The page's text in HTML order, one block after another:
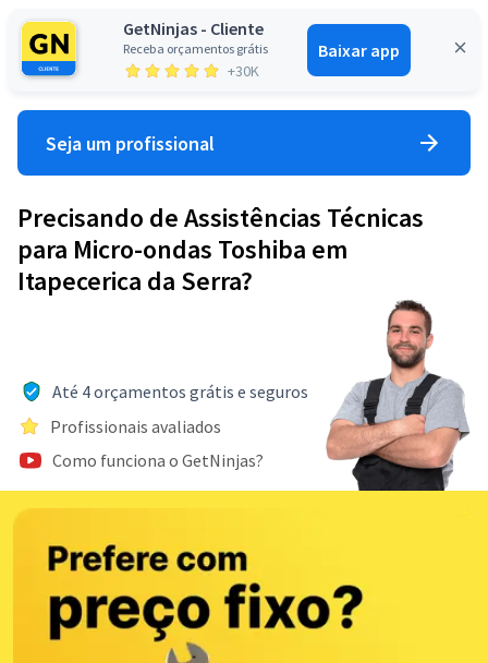
GetNinjas - Cliente
Receba orçamentos grátis
+30K
Baixar app
Entrar
Seja um profissional
Precisando de Assistências Técnicas
para Micro-ondas Toshiba em
Itapecerica da Serra?
Até 4 orçamentos grátis e seguros
Profissionais avaliados
Como funciona o GetNinjas?